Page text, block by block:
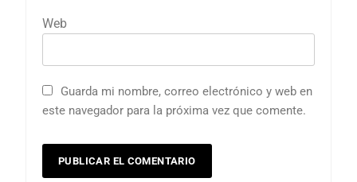
Web
Guarda mi nombre, correo electrónico y web en
este navegador para la próxima vez que comente.